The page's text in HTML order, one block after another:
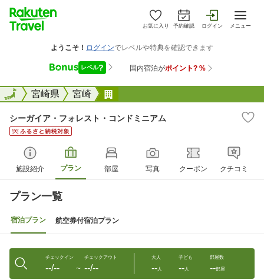
お気に入り 予約確認 ログイン メニュー
全国宮崎県 宮崎
全国
シーガイア・フォレスト・コンドミニアム
施設紹介 プラン 部屋 写真 クーポン クチコミ
プラン一覧
宿泊プラン 航空券付宿泊プラン
チェックイン
--/-- 〜
チェックアウト
--/--
大人
--人
子ども
--人
部屋数
--部屋